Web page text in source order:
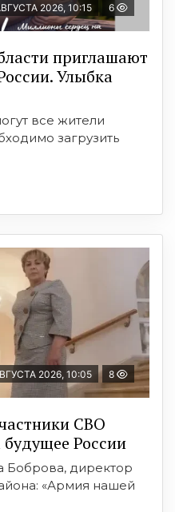
2026, 10:15 6
приглашают
Улыбка
все жители
загрузить
2026, 10:05 8
СВО
будущее России
директор
«Армия нашей